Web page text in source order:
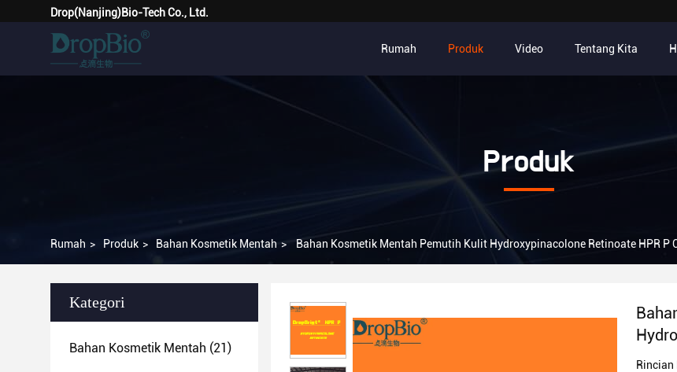
Drop(Nanjing)Bio-Tech Co., Ltd.
Rumah Produk Video Tentang Kita
Produk
Rumah > Produk > Bahan Kosmetik Mentah > Bahan Kosmetik Mentah Pemutih Kulit Hydroxypinacolone Retinoate HPR P
Kategori
Bahan Kosmetik Mentah (21)
73-2
Rincian